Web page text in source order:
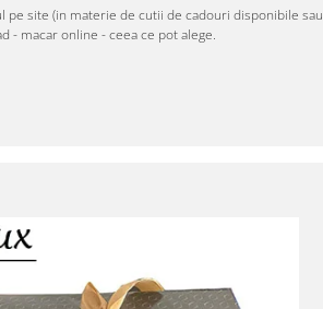
site (in materie de cutii de cadouri disponibile sau
- macar online - ceea ce pot alege.